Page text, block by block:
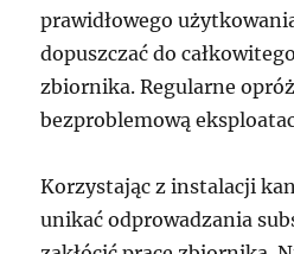
prawidłowego
dopuszczać do
zbiornika. Regularne
bezproblemową
Korzystając z instalacji
unikać odprowadzania